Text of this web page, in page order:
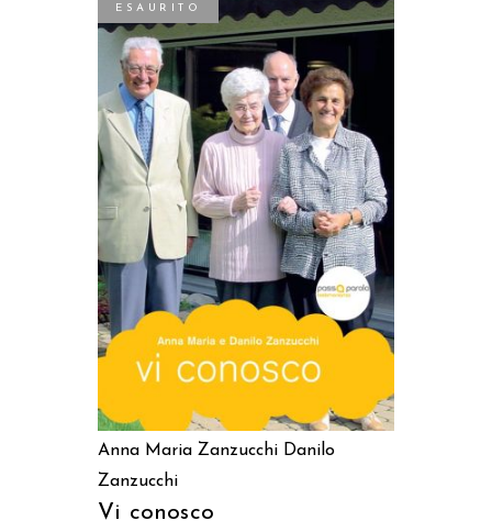
ESAURITO
LEGGI TUTTO
Anna Maria Zanzucchi Danilo
Zanzucchi
Vi conosco